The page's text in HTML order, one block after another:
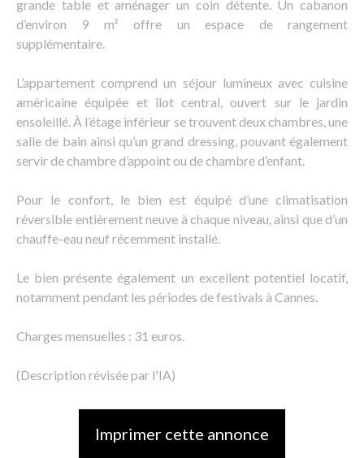
grande table et aménager un coin détente. Un cabanon
d’environ 9 m² offre un espace de rangement
supplémentaire.
L’appartement comprend un séjour lumineux avec cuisine
américaine équipée et îlot central, ouvert sur le jardin
ensoleillé. À l’étage inférieur se trouvent deux chambres, une
salle de bain ainsi qu’un grand dressing, pouvant également
servir de chambre d’appoint ou de chambre d’enfant.
Pour le confort, le bien est équipé d’une climatisation
réversible entièrement neuve à chaque niveau, ainsi que d’un
chauffe-eau neuf récemment installé.
Le bien présente également un excellent potentiel locatif,
notamment pendant les périodes de festivals à Cannes.
Charges mensuelles : 31 euros.
(Description révisée par l'IA)
Imprimer cette annonce